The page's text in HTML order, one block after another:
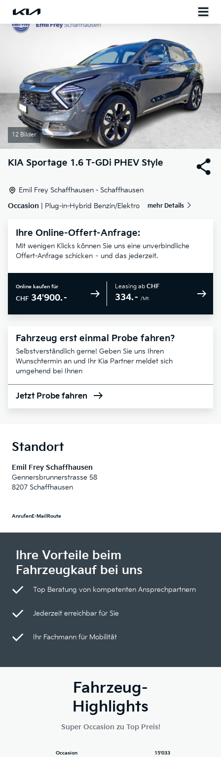
12 Bilder
KIA Sportage 1.6 T-GDi PHEV Style
Emil Frey Schaffhausen - Schaffhausen
Occasion | Plug-in-Hybrid Benzin/Elektro mehr Details
Ihre Online-Offert-Anfrage:
Mit wenigen Klicks können Sie uns eine unverbindliche
Offert-Anfrage schicken – und das jederzeit.
Online kaufen für
CHF 34'900.–
Leasing ab CHF
334.– /Mt.
Fahrzeug erst einmal Probe fahren?
Selbstverständlich gerne! Geben Sie uns Ihren
Wunschtermin an und Ihr Kia Partner meldet sich
umgehend bei Ihnen
Jetzt Probe fahren
Standort
Emil Frey Schaffhausen
Gennersbrunnerstrasse 58
8207 Schaffhausen
AnrufenE-Mail Route
Ihre Vorteile beim
Fahrzeugkauf bei uns
Top Beratung von kompetenten Ansprechpartnern
Jederzeit erreichbar für Sie
Ihr Fachmann für Mobilität
Fahrzeug-
Highlights
Super Occasion zu Top Preis!
Occasion
15'033